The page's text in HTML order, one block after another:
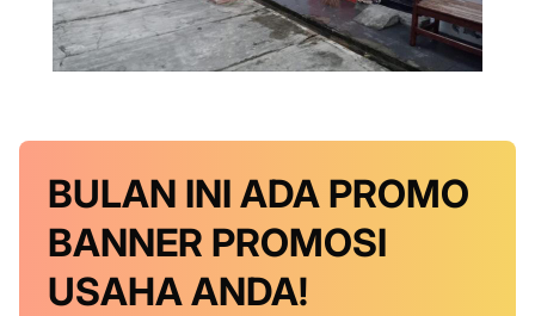
BULAN INI ADA PROMO
BANNER PROMOSI
USAHA ANDA!